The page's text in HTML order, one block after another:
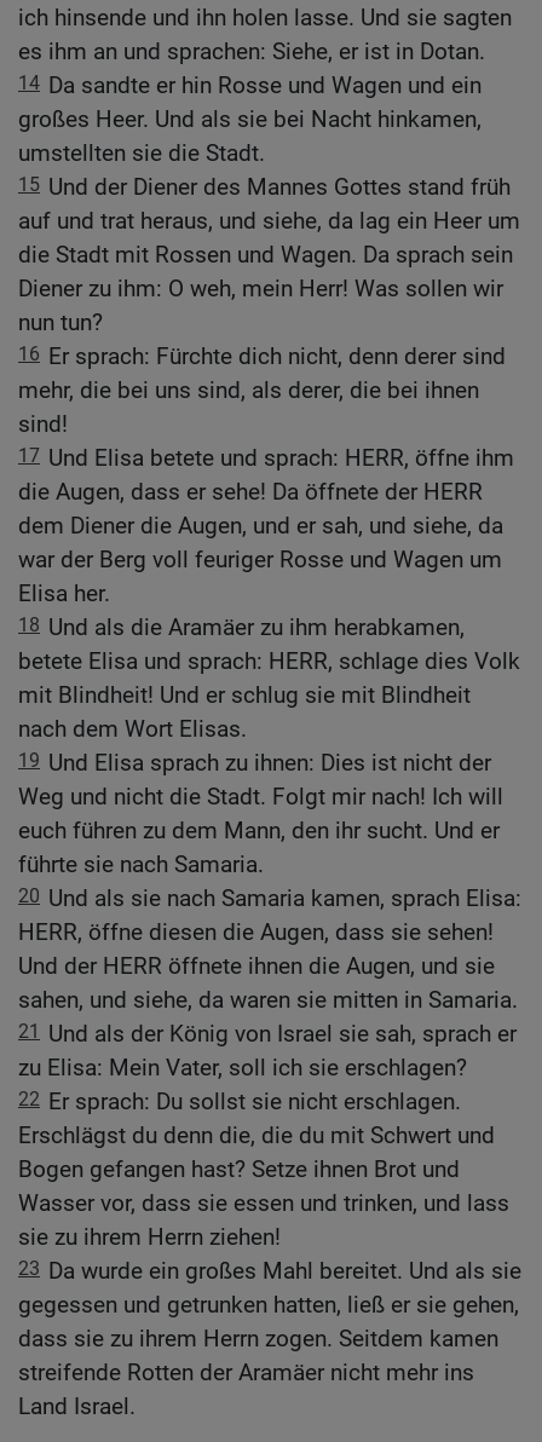
ich hinsende und ihn holen lasse. Und sie sagten
es ihm an und sprachen: Siehe, er ist in Dotan.
14 Da sandte er hin Rosse und Wagen und ein
großes Heer. Und als sie bei Nacht hinkamen,
umstellten sie die Stadt.
15 Und der Diener des Mannes Gottes stand früh
auf und trat heraus, und siehe, da lag ein Heer um
die Stadt mit Rossen und Wagen. Da sprach sein
Diener zu ihm: O weh, mein Herr! Was sollen wir
nun tun?
16 Er sprach: Fürchte dich nicht, denn derer sind
mehr, die bei uns sind, als derer, die bei ihnen
sind!
17 Und Elisa betete und sprach: HERR, öffne ihm
die Augen, dass er sehe! Da öffnete der HERR
dem Diener die Augen, und er sah, und siehe, da
war der Berg voll feuriger Rosse und Wagen um
Elisa her.
18 Und als die Aramäer zu ihm herabkamen,
betete Elisa und sprach: HERR, schlage dies Volk
mit Blindheit! Und er schlug sie mit Blindheit
nach dem Wort Elisas.
19 Und Elisa sprach zu ihnen: Dies ist nicht der
Weg und nicht die Stadt. Folgt mir nach! Ich will
euch führen zu dem Mann, den ihr sucht. Und er
führte sie nach Samaria.
20 Und als sie nach Samaria kamen, sprach Elisa:
HERR, öffne diesen die Augen, dass sie sehen!
Und der HERR öffnete ihnen die Augen, und sie
sahen, und siehe, da waren sie mitten in Samaria.
21
Und als der König von Israel sie sah, sprach er
zu Elisa: Mein Vater, soll ich sie erschlagen?
22 Er sprach: Du sollst sie nicht erschlagen.
Erschlägst du denn die, die du mit Schwert und
Bogen gefangen hast? Setze ihnen Brot und
Wasser vor, dass sie essen und trinken, und lass
sie zu ihrem Herrn ziehen!
23 Da wurde ein großes Mahl bereitet. Und als sie
gegessen und getrunken hatten, ließ er sie gehen,
dass sie zu ihrem Herrn zogen. Seitdem kamen
streifende Rotten der Aramäer nicht mehr ins
Land Israel.